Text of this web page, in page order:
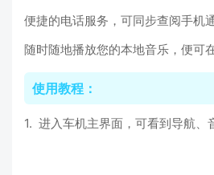
便捷的电话服务，可同步查阅手机
随时随地播放您的本地音乐，便可
使用教程：
1. 进入车机主界面，可看到导航